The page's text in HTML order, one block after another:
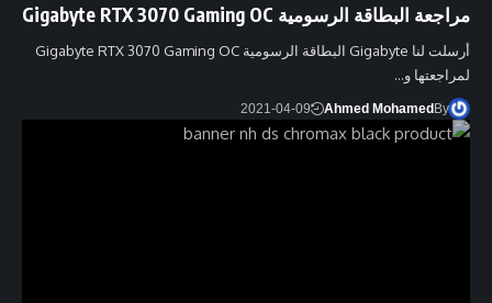
مراجعة البطاقة الرسومية Gigabyte RTX 3070 Gaming OC
أرسلت لنا Gigabyte البطاقة الرسومية Gigabyte RTX 3070 Gaming OC
لمراجعتها و…
By
Ahmed Mohamed
2021-04-09